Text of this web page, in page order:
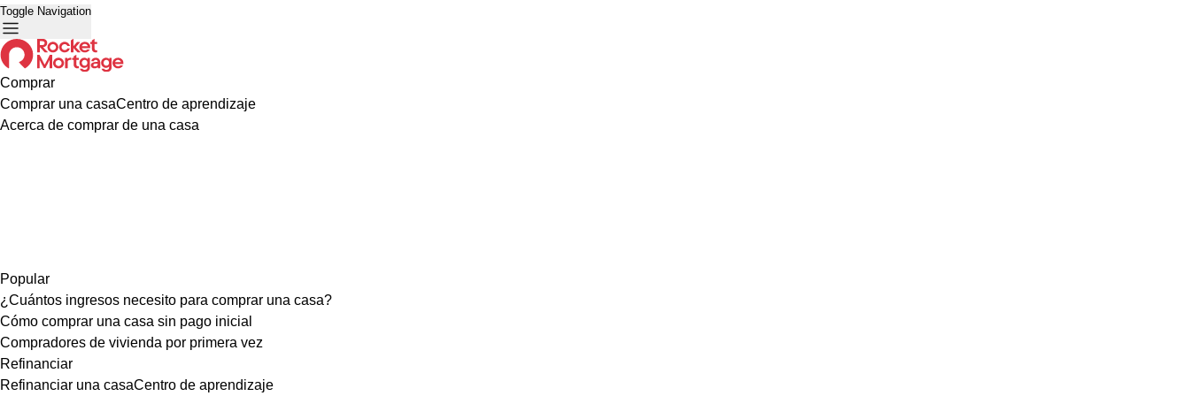
Toggle Navigation
Comprar
Comprar una casaCentro de aprendizaje
Acerca de comprar de una casa
Popular
¿Cuántos ingresos necesito para comprar una casa?
Cómo comprar una casa sin pago inicial
Compradores de vivienda por primera vez
Refinanciar
Refinanciar una casaCentro de aprendizaje